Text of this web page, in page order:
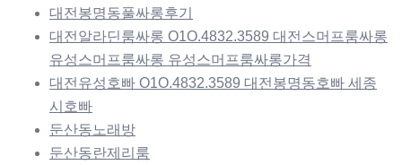
대전봉명동풀싸롱후기
대전알라딘룸싸롱 O1O.4832.3589 대전스머프룸싸롱
유성스머프룸싸롱 유성스머프룸싸롱가격
대전유성호빠 O1O.4832.3589 대전봉명동호빠 세종
시호빠
둔산동노래방
둔산동란제리룸